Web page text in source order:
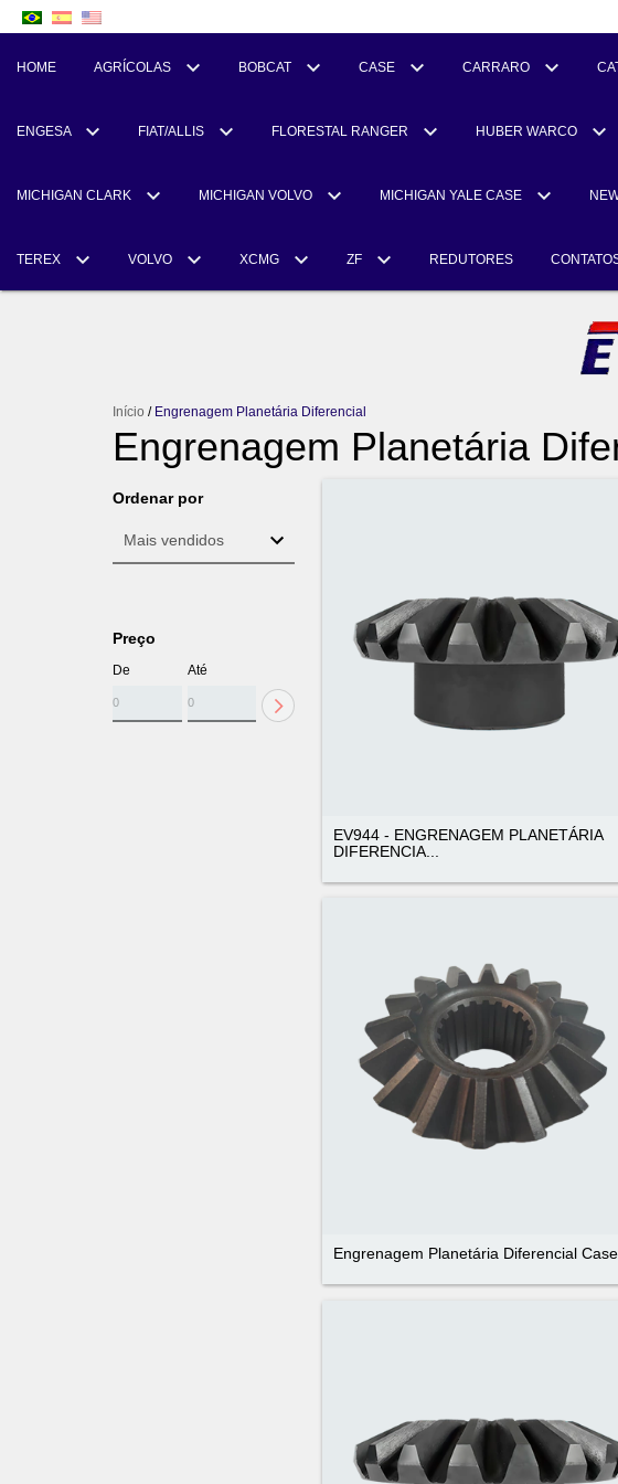
HOME AGRÍCOLAS BOBCAT CASE CARRARO
ENGESA FIAT/ALLIS FLORESTAL RANGER HUBER WARCO
MICHIGAN CLARK MICHIGAN VOLVO MICHIGAN YALE CASE
TEREX VOLVO XCMG ZF REDUTORES
Início / Engrenagem Planetária Diferencial
Engrenagem Planetária
Ordenar por
Preço
De Até
EV944 - ENGRENAGEM PLANETÁRIA
DIFERENCIA...
Engrenagem Planetária Diferencial Case